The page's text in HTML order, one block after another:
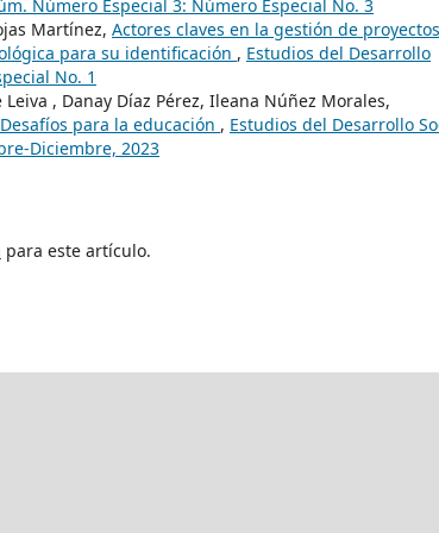
Número Especial 3: Número Especial No. 3
Martínez, Actores claves en la gestión de
para su identificación , Estudios del Desarrollo
No. 1
, Danay Díaz Pérez, Ileana Núñez Morales,
para la educación , Estudios del Desarrollo
Diciembre, 2023
para este artículo.